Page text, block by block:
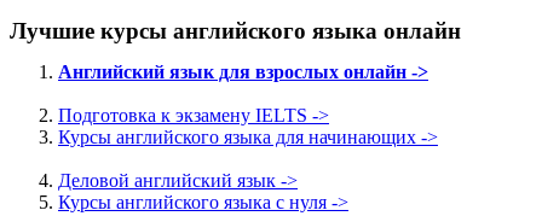
Лучшие курсы английского языка онлайн
Английский язык для взрослых онлайн ->
Подготовка к экзамену IELTS ->
Курсы английского языка для начинающих ->
Деловой английский язык ->
Курсы английского языка с нуля ->